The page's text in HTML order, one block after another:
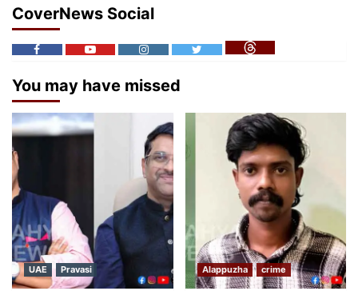
CoverNews Social
You may have missed
UAE Pravasi Alappuzha crime